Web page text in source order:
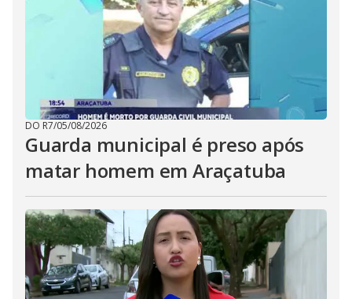
DO R7/05/08/2026
Guarda municipal é preso após
matar homem em Araçatuba